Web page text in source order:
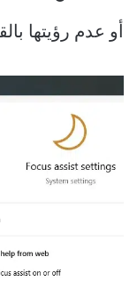
أو عدم رؤيتها